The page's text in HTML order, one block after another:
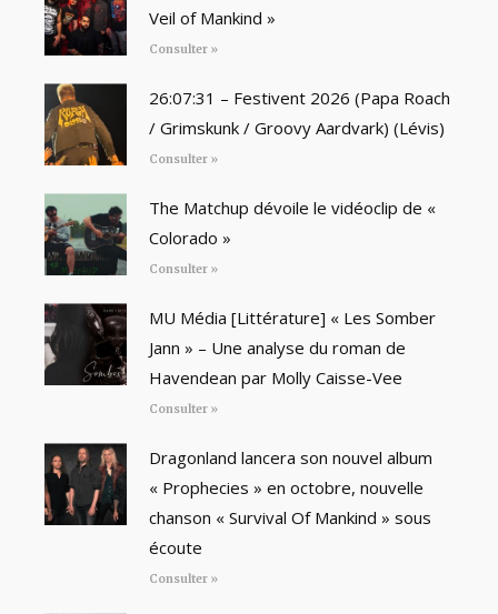
Veil of Mankind »
Consulter »
26:07:31 – Festivent 2026 (Papa Roach
/ Grimskunk / Groovy Aardvark) (Lévis)
Consulter »
The Matchup dévoile le vidéoclip de «
Colorado »
Consulter »
MU Média [Littérature] « Les Somber
Jann » – Une analyse du roman de
Havendean par Molly Caisse-Vee
Consulter »
Dragonland lancera son nouvel album
« Prophecies » en octobre, nouvelle
chanson « Survival Of Mankind » sous
écoute
Consulter »